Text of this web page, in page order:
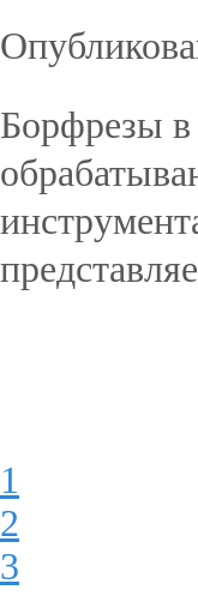
Борфрезы
1
2
3